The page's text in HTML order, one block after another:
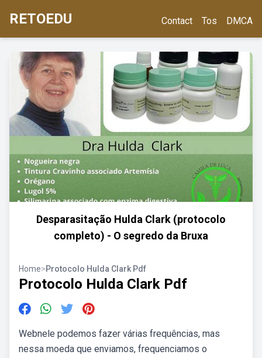
RETOEDU Contact Tos DMCA
Desparasitação Hulda Clark (protocolo
completo) - O segredo da Bruxa
Home>Protocolo Hulda Clark Pdf
Protocolo Hulda Clark Pdf
Webnele podemos fazer várias frequências, mas
nessa moeda que enviamos, frequenciamos o